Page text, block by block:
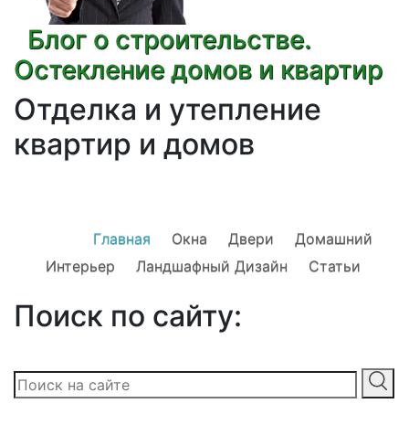
Блог о строительстве.
Остекление домов и квартир
Отделка и утепление
квартир и домов
Главная Окна Двери
Домашний
Интерьер
Ландшафный Дизайн Статьи
Поиск по сайту: